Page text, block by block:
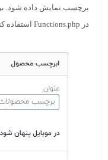
برچسب نمایش داده شود.
در Functions.php استفاده کنید.